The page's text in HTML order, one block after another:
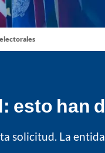
esto han
solicitud. La